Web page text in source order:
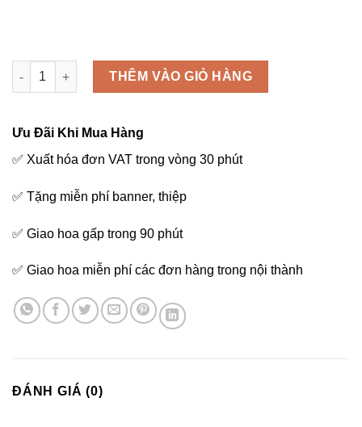
Chân ái -L18 số lượng
THÊM VÀO GIỎ HÀNG
Ưu Đãi Khi Mua Hàng
✅ Xuất hóa đơn VAT trong vòng 30 phút
✅ Tặng miễn phí banner, thiệp
✅ Giao hoa gấp trong 90 phút
✅ Giao hoa miễn phí các đơn hàng trong nội thành
ĐÁNH GIÁ (0)